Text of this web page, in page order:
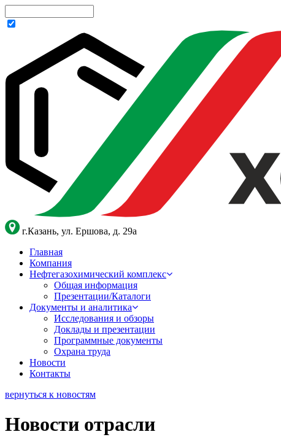
г.Казань, ул. Ершова, д. 29а
Главная
Компания
Нефтегазохимический комплекс
Общая информация
Презентации/Каталоги
Документы и аналитика
Исследования и обзоры
Доклады и презентации
Программные документы
Охрана труда
Новости
Контакты
вернуться к новостям
Новости отрасли